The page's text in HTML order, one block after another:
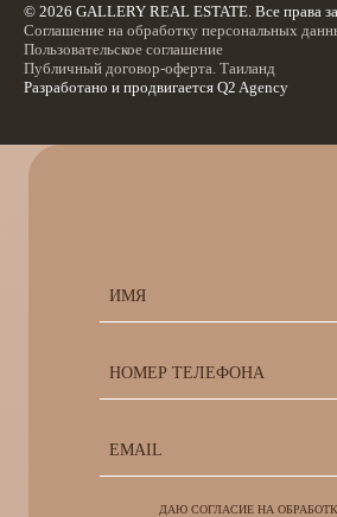
© 2026 GALLERY REAL ESTATE. Все права
Соглашение на обработку персональных
Пользовательское соглашение
Публичный договор-оферта. Таиланд
Разработано и продвигается Q2 Agency
ДАЮ СОГЛАСИЕ НА